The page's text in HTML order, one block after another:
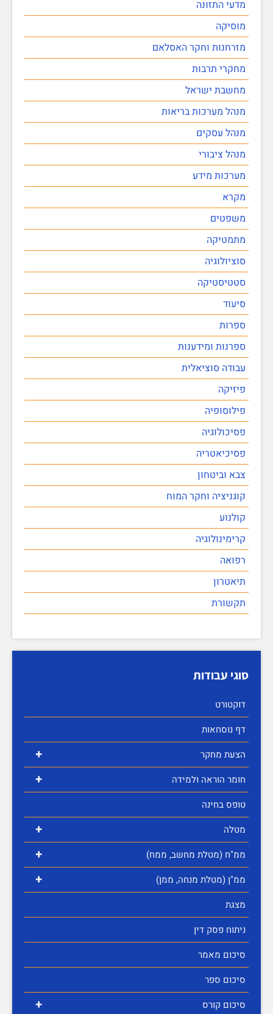
מדעי התזונה
מוסיקה
מזרחנות וחקר האסלאם
מחקרי תרבות
מחשבת ישראל
מנהל מערכות בריאות
מנהל עסקים
מנהל ציבורי
מערכות מידע
מקרא
משפטים
מתמטיקה
סוציולוגיה
סטטיסטיקה
סיעוד
ספרות
ספרנות ומידענות
עבודה סוציאלית
פיזיקה
פילוסופיה
פסיכולוגיה
פסיכיאטריה
צבא וביטחון
קוגניציה וחקר המוח
קולנוע
קרימינולוגיה
רפואה
תיאטרון
תקשורת
סוגי עבודות
דוקטורט
דף נוסחאות
+ הצעת מחקר
+
חומר הוראה ולמידה
טופס בחינה
+ מטלה
+ ממ"ח (מטלת מחשב, ממח)
+
ממ"ן (מטלת מנחה, ממן)
מצגת
ניתוח פסק דין
סיכום מאמר
סיכום ספר
+
סיכום קורס